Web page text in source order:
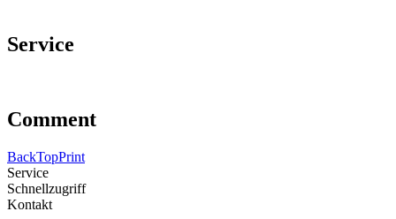
Service
Comment
BackTopPrint
Service
Schnellzugriff
Kontakt